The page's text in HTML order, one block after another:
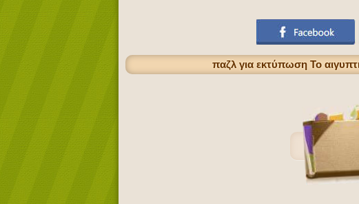
παζλ για εκτύπωση Το